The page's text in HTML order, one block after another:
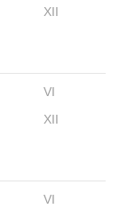
XII
VI
XII
VI